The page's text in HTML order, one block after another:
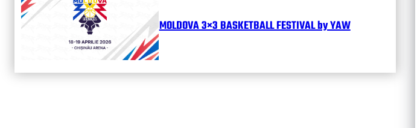
MOLDOVA 3×3 BASKETBALL FESTIVAL by YAW